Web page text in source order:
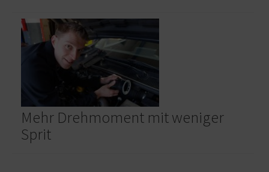
Mehr Drehmoment mit weniger
Sprit